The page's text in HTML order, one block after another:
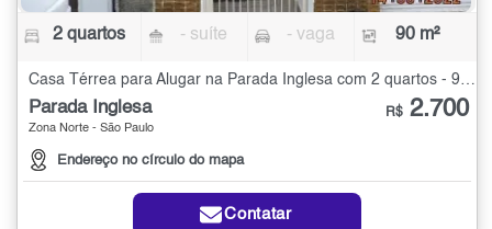
2 quartos - suíte - vaga 90 m²
Parada Inglesa
Zona Norte - São Paulo
Endereço no círculo do mapa
R$ 2.700
Contatar